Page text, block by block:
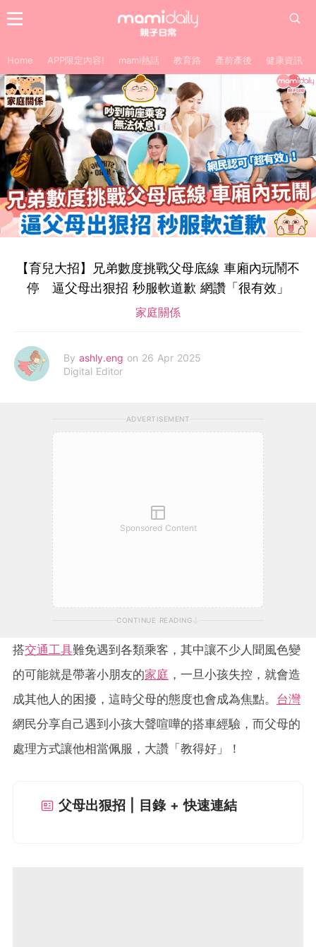
Home APP限定內容! mami熱話 教育路 產前產後 健康資訊
【育兒大招】兄弟數度挑戰父母底線 車廂內玩鬧不
停 逼父母出狠招 秒服軟道歉 網讚「很有效」
家庭關係
By ashly.eng on 26 Apr 2025
Digital Editor
ADVERTISEMENT
Sponsored Content
CONTINUE READING
搭交通工具難免遇到各類乘客，其中讓不少人聞風色變
的可能就是帶著小朋友的家庭 ，一旦小孩失控，就會造
成其他人的困擾，這時父母的態度也會成為焦點。 台灣
網民分享自己遇到小孩大聲喧嘩的搭車經驗，而父母的
處理方式讓他相當佩服，大讚「教得好」！
父母出狠招 | 目錄 + 快速連結